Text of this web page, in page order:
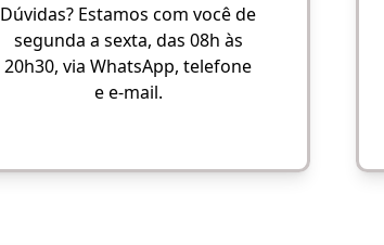
Dúvidas? Estamos com você de
segunda a sexta, das 08h às
20h30, via WhatsApp, telefone
e e-mail.